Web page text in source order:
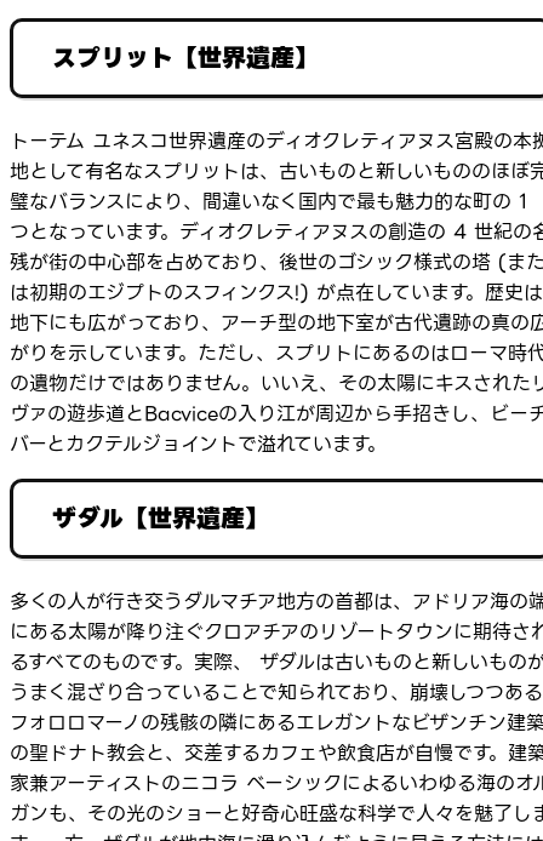
スプリット【世界遺産】
トーテム ユネスコ世界遺産のディオクレティアヌス宮殿の本
地として有名なスプリットは、古いものと新しいもののほぼ
璧なバランスにより、間違いなく国内で最も魅力的な町の 1
つとなっています。ディオクレティアヌスの創造の 4 世紀の
残が街の中心部を占めており、後世のゴシック様式の塔 (ま
は初期のエジプトのスフィンクス!) が点在しています。歴史は
地下にも広がっており、アーチ型の地下室が古代遺跡の真の
がりを示しています。ただし、スプリトにあるのはローマ時
の遺物だけではありません。いいえ、その太陽にキスされた
ヴァの遊歩道とBacviceの入り江が周辺から手招きし、ビー
バーとカクテルジョイントで溢れています。
ザダル【世界遺産】
多くの人が行き交うダルマチア地方の首都は、アドリア海の
にある太陽が降り注ぐクロアチアのリゾートタウンに期待さ
るすべてのものです。実際、 ザダルは古いものと新しいもの
うまく混ざり合っていることで知られており、崩壊しつつある
フォロロマーノの残骸の隣にあるエレガントなビザンチン建
の聖ドナト教会と、交差するカフェや飲食店が自慢です。建
家兼アーティストのニコラ ベーシックによるいわゆる海のオ
ガンも、その光のショーと好奇心旺盛な科学で人々を魅了し